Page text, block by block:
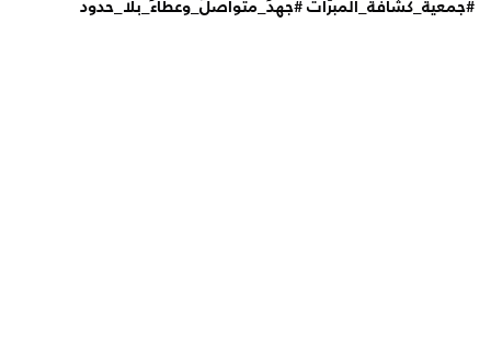
#جمعية_كشافة_المبرّات#جهدٌ_متواصلٌ_وعطاءٌ_بلا_حدود